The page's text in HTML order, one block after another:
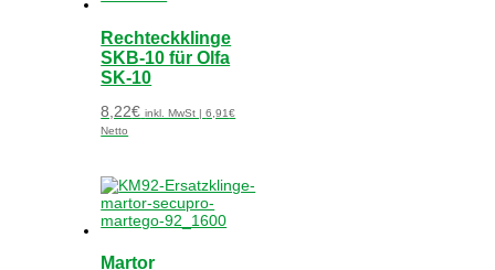
Rechteckklinge
SKB-10 für Olfa
SK-10
8,22€ inkl. MwSt |6,91€
Netto
Martor